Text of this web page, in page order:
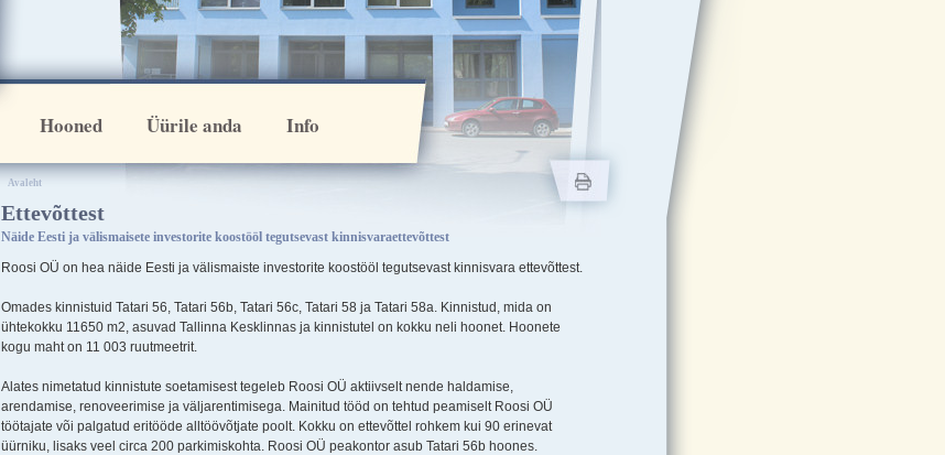
Ettevõttest
Näide Eesti ja välismaisete investorite koostööl tegutsevast kinnisvaraettevõttest
Roosi OÜ on hea näide Eesti ja välismaiste investorite koostööl tegutsevast kinnisvara ettevõttest.
Omades kinnistuid Tatari 56, Tatari 56b, Tatari 56c, Tatari 58 ja Tatari 58a. Kinnistud, mida on
ühtekokku 11650 m2, asuvad Tallinna Kesklinnas ja kinnistutel on kokku neli hoonet. Hoonete
kogu maht on 11 003 ruutmeetrit.
Alates nimetatud kinnistute soetamisest tegeleb Roosi OÜ aktiivselt nende haldamise,
arendamise, renoveerimise ja väljarentimisega. Mainitud tööd on tehtud peamiselt Roosi OÜ
töötajate või palgatud eritööde alltöövõtjate poolt. Kokku on ettevõttel rohkem kui 90 erinevat
üürniku, lisaks veel circa 200 parkimiskohta. Roosi OÜ peakontor asub Tatari 56b hoones.
Hooned Üürile anda Info
[VAR:ikoonirida]
Avaleht